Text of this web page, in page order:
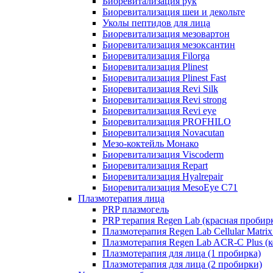
Биоревитализация шеи и декольте
Уколы пептидов для лица
Биоревитализация мезовартон
Биоревитализация мезоксантин
Биоревитализация Filorga
Биоревитализация Plinest
Биоревитализация Plinest Fast
Биоревитализация Revi Silk
Биоревитализация Revi strong
Биоревитализация Revi eye
Биоревитализация PROFHILO
Биоревитализация Novacutan
Мезо-коктейль Монако
Биоревитализация Viscoderm
Биоревитализация Repart
Биоревитализация Hyalrepair
Биоревитализация MesoEye C71
Плазмотерапия лица
PRP плазмогель
PRP терапия Regen Lab (красная
Плазмотерапия Regen Lab Cellular
Плазмотерапия Regen Lab ACR-C Plus
Плазмотерапия для лица (1 пробирка)
Плазмотерапия для лица (2 пробирки)